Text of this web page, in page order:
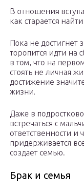
В отношения
как старается
Пока не достигнет
торопится идти на
в том, что на
стоять не личная
достижение
жизни.
Даже в
встречаться с
ответственности и
придерживается
создает семью.
Брак и семья